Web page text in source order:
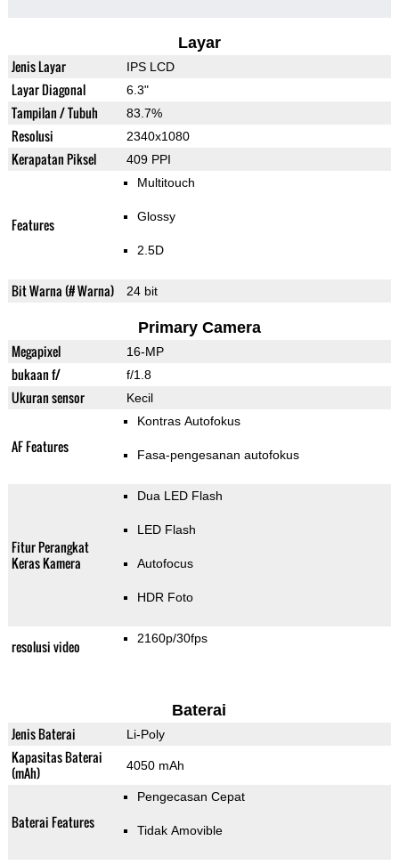
Layar
Jenis Layar IPS LCD
Layar Diagonal 6.3"
Tampilan / Tubuh 83.7%
Resolusi 2340x1080
Kerapatan Piksel 409 PPI
Features
Multitouch
Glossy
2.5D
Bit Warna (# Warna) 24 bit
Primary Camera
Megapixel 16-MP
bukaan f/ f/1.8
Ukuran sensor Kecil
AF Features
Kontras Autofokus
Fasa-pengesanan autofokus
Fitur Perangkat
Keras Kamera
Dua LED Flash
LED Flash
Autofocus
HDR Foto
resolusi video 2160p/30fps
Baterai
Jenis Baterai Li-Poly
Kapasitas Baterai
(mAh)
4050 mAh
Baterai Features
Pengecasan Cepat
Tidak Amovible